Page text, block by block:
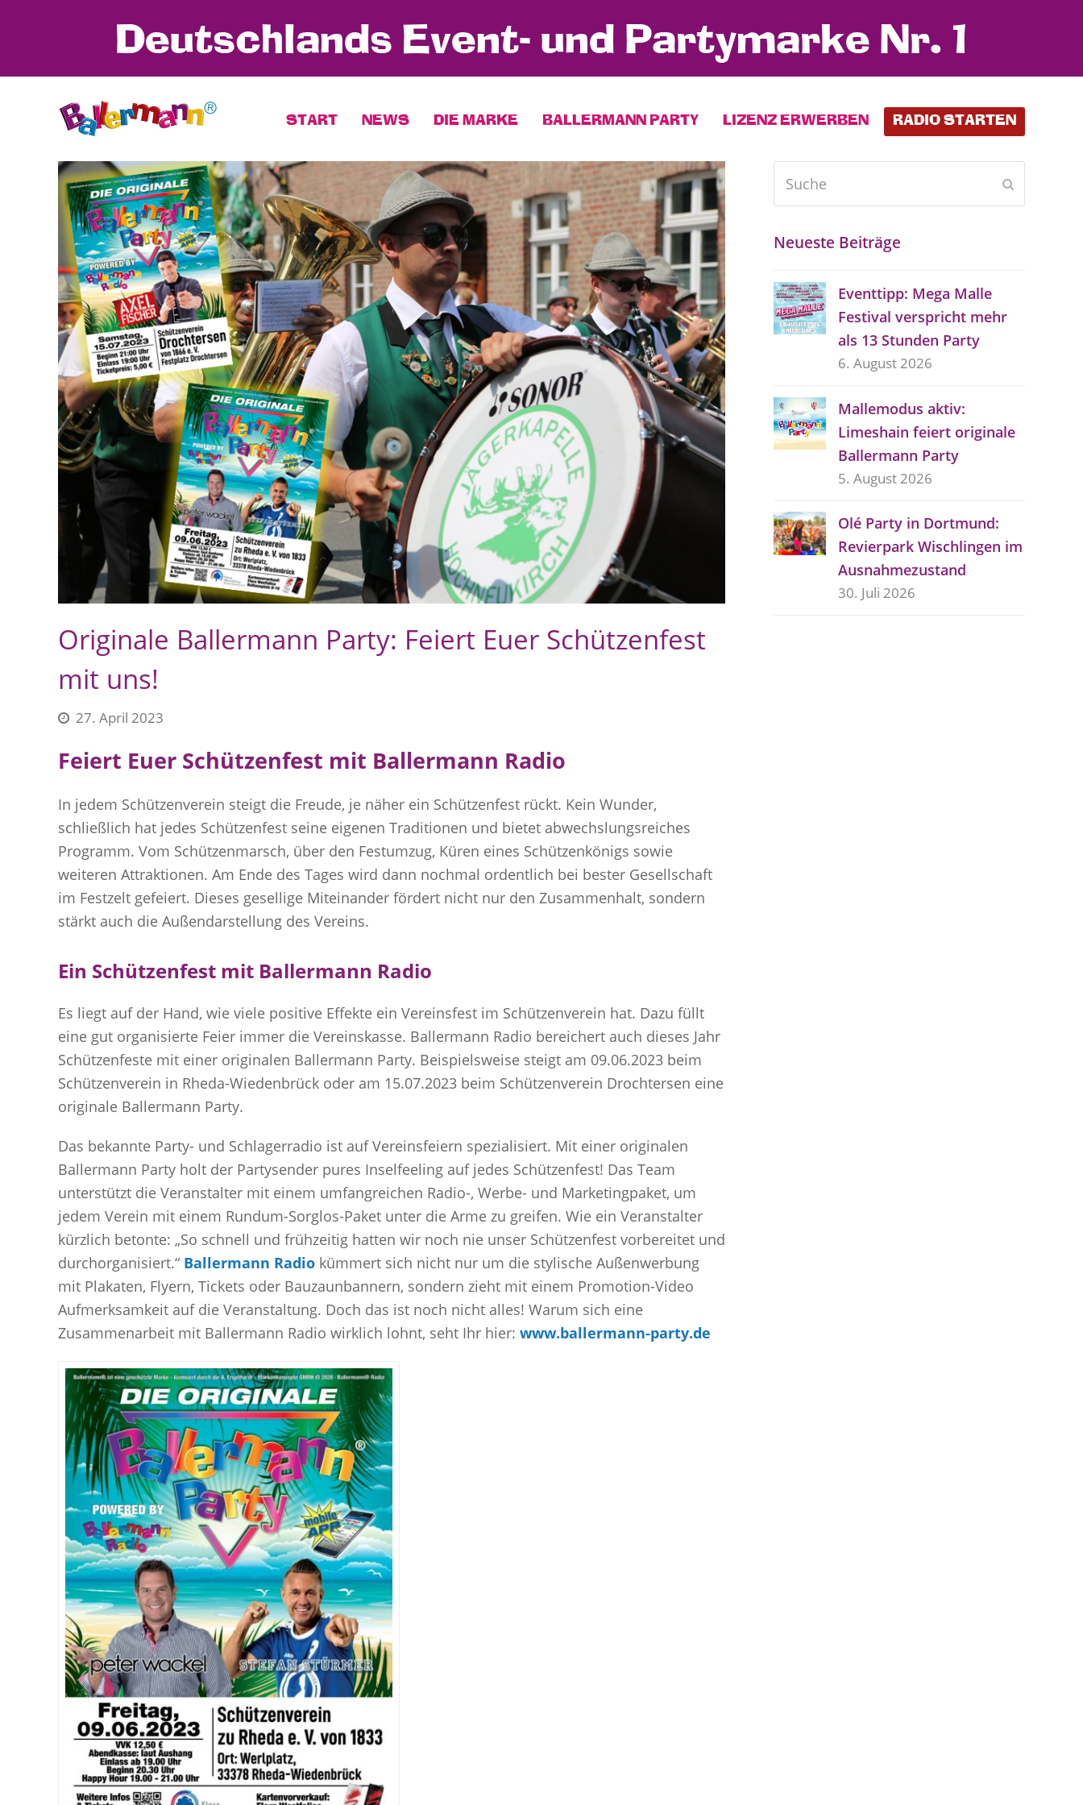
Deutschlands Event- und Partymarke Nr. 1
START NEWS DIE MARKE BALLERMANN PARTY LIZENZ ERWERBEN RADIO STARTEN
Originale Ballermann Party: Feiert Euer Schützenfest
mit uns!
27. April 2023
Feiert Euer Schützenfest mit Ballermann Radio
In jedem Schützenverein steigt die Freude, je näher ein Schützenfest rückt. Kein Wunder,
schließlich hat jedes Schützenfest seine eigenen Traditionen und bietet abwechslungsreiches
Programm. Vom Schützenmarsch, über den Festumzug, Küren eines Schützenkönigs sowie
weiteren Attraktionen. Am Ende des Tages wird dann nochmal ordentlich bei bester Gesellschaft
im Festzelt gefeiert. Dieses gesellige Miteinander fördert nicht nur den Zusammenhalt, sondern
stärkt auch die Außendarstellung des Vereins.
Ein Schützenfest mit Ballermann Radio
Es liegt auf der Hand, wie viele positive Effekte ein Vereinsfest im Schützenverein hat. Dazu füllt
eine gut organisierte Feier immer die Vereinskasse. Ballermann Radio bereichert auch dieses Jahr
Schützenfeste mit einer originalen Ballermann Party. Beispielsweise steigt am 09.06.2023 beim
Schützenverein in Rheda-Wiedenbrück oder am 15.07.2023 beim Schützenverein Drochtersen eine
originale Ballermann Party.
Das bekannte Party- und Schlagerradio ist auf Vereinsfeiern spezialisiert. Mit einer originalen
Ballermann Party holt der Partysender pures Inselfeeling auf jedes Schützenfest! Das Team
unterstützt die Veranstalter mit einem umfangreichen Radio-, Werbe- und Marketingpaket, um
jedem Verein mit einem Rundum-Sorglos-Paket unter die Arme zu greifen. Wie ein Veranstalter
kürzlich betonte: „So schnell und frühzeitig hatten wir noch nie unser Schützenfest vorbereitet und
durchorganisiert.“ Ballermann Radio kümmert sich nicht nur um die stylische Außenwerbung
mit Plakaten, Flyern, Tickets oder Bauzaunbannern, sondern zieht mit einem Promotion-Video
Aufmerksamkeit auf die Veranstaltung. Doch das ist noch nicht alles! Warum sich eine
Zusammenarbeit mit Ballermann Radio wirklich lohnt, seht Ihr hier: www.ballermann-party.de
Neueste Beiträge
Eventtipp: Mega Malle
Festival verspricht mehr
als 13 Stunden Party
6. August 2026
Mallemodus aktiv:
Limeshain feiert originale
Ballermann Party
5. August 2026
Olé Party in Dortmund:
Revierpark Wischlingen im
Ausnahmezustand
30. Juli 2026